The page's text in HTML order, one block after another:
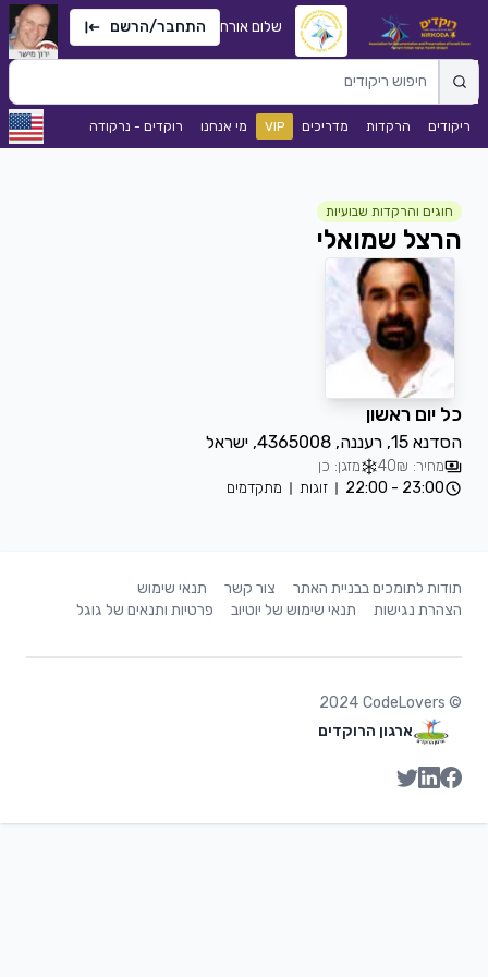
שלום אורח התחבר/הרשם
ריקודים הרקדות מדריכים VIP מי אנחנו רוקדים - נרקודה
חוגים והרקדות שבועיות
הרצל שמואלי
כל יום ראשון
הסדנא 15, רעננה, 4365008, ישראל
מחיר: 40₪
מזגן: כן
23:00 - 22:00
זוגות מתקדמים
תודות לתומכים בבניית האתר צור קשר
תנאי שימוש
הצהרת נגישות
תנאי שימוש של יוטיוב פרטיות ותנאים של גוגל
©
2024 CodeLovers
ארגון הרוקדים